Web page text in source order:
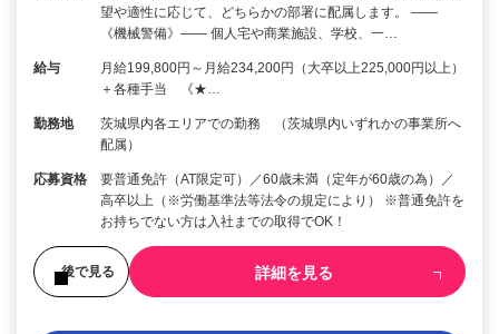
望や適性に応じて、どちらかの部署に配属します。 ――
《機械警備》―― 個人宅や商業施設、学校、一…
給与
月給199,800円～月給234,200円（大卒以上225,000円以上）
＋各種手当 《★…
勤務地
茨城県内各エリアでの勤務 （茨城県内いずれかの事業所へ
配属）
応募資格
要普通免許（AT限定可）／60歳未満（定年が60歳の為）／
高卒以上（※労働基準法等法令の規定により） ※普通免許を
お持ちでない方は入社までの取得でOK！
後で見る 詳細を見る